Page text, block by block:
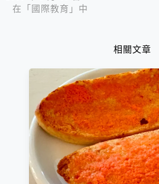
在「國際教育」中
相關文章